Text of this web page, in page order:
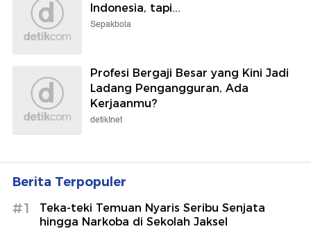
Indonesia, tapi...
Sepakbola
Profesi Bergaji Besar yang Kini Jadi
Ladang Pengangguran, Ada
Kerjaanmu?
detikInet
Berita Terpopuler
#1
Teka-teki Temuan Nyaris Seribu Senjata
hingga Narkoba di Sekolah Jaksel